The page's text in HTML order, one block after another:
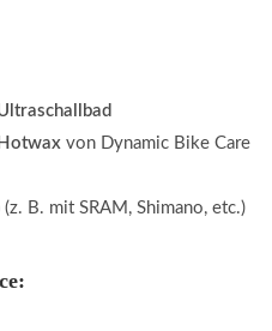
von Dynamic Bike Care
(z. B. mit SRAM, Shimano, etc.)